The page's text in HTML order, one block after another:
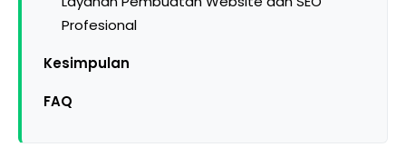
Profesional
Kesimpulan
FAQ